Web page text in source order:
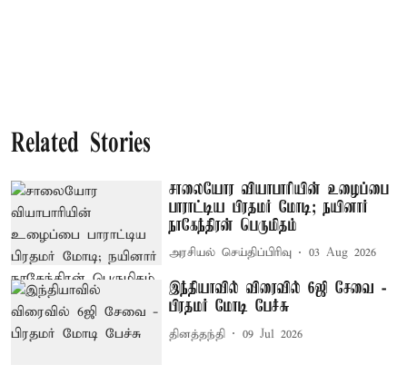
Related Stories
சாலையோர வியாபாரியின் உழைப்பை
பாராட்டிய பிரதமர் மோடி; நயினார்
நாகேந்திரன் பெருமிதம்
அரசியல் செய்திப்பிரிவு 03 Aug 2026
இந்தியாவில் விரைவில் 6ஜி சேவை -
பிரதமர் மோடி பேச்சு
தினத்தந்தி 09 Jul 2026